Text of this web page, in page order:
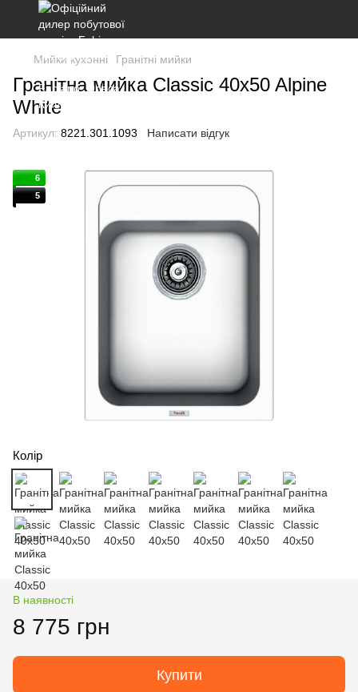
Мийки кухонні Гранітні мийки
Гранітна мийка Classic 40x50 Alpine
White
Артикул: 8221.301.1093 Написати відгук
6
5
Колір
В наявності
8 775 грн
Купити